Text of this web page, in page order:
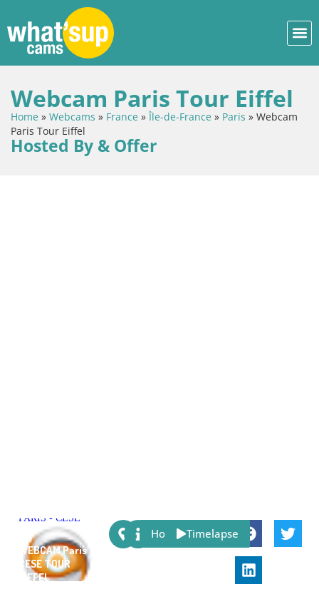
Webcam Paris Tour Eiffel
Home » Webcams » France » Île-de-France » Paris » Webcam
Paris Tour Eiffel
Hosted By & Offer
Share:
Host Timelapse